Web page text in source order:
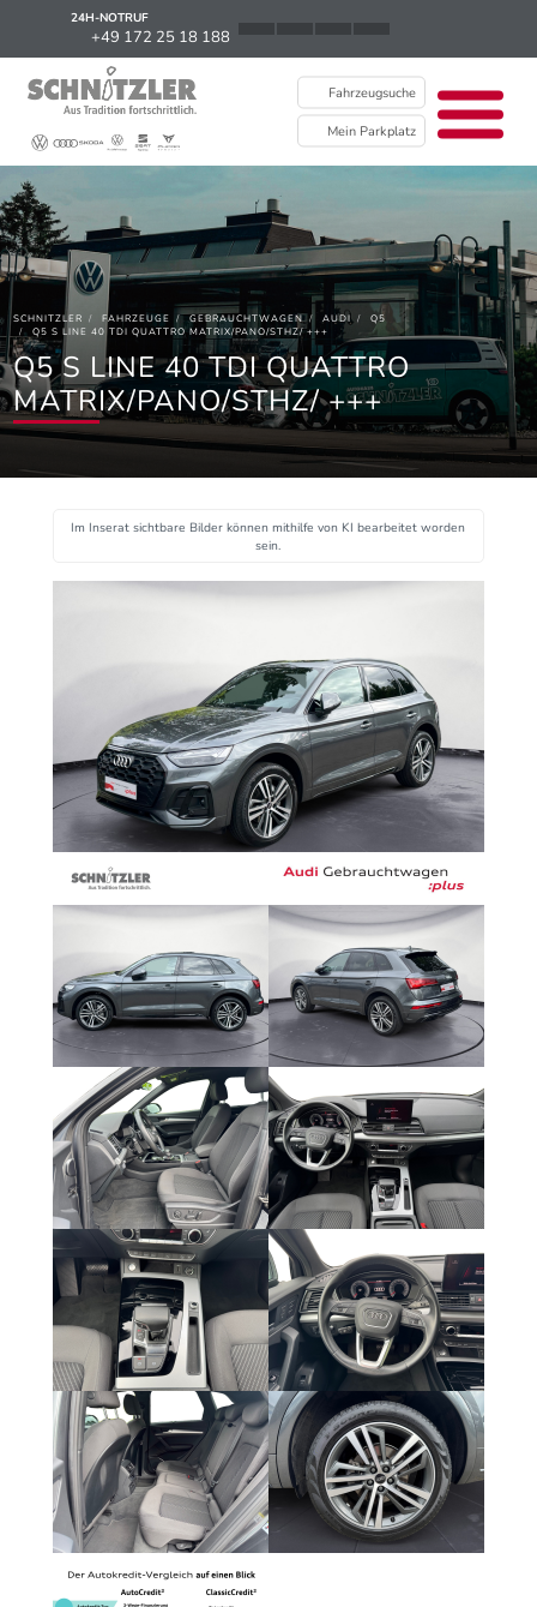
24H-NOTRUF
+49 172 25 18 188
Fahrzeugsuche
Mein Parkplatz
News
Kontakt / Standorte
Über uns
Newsletter
EU Data Act
SCHNITZLER FAHRZEUGE GEBRAUCHTWAGEN AUDI
Q5
Q5 S LINE 40 TDI QUATTRO MATRIX/PANO/STHZ/ +++
Q5 S LINE 40 TDI QUATTRO
MATRIX/PANO/STHZ/ +++
Im Inserat sichtbare Bilder können mithilfe von KI bearbeitet worden
sein.